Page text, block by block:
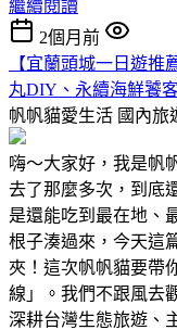
繼續閱讀
2個月前
【宜蘭頭城一日遊推
丸DIY、永續海鮮饕
帆帆貓愛生活 國內旅
嗨～大家好，我是帆
去了那麼多次，到底
是還能吃到最在地、
根子湊過來，今天這
夾！這次帆帆貓要帶
線」。我們不跟風去
深耕台灣生態旅遊、